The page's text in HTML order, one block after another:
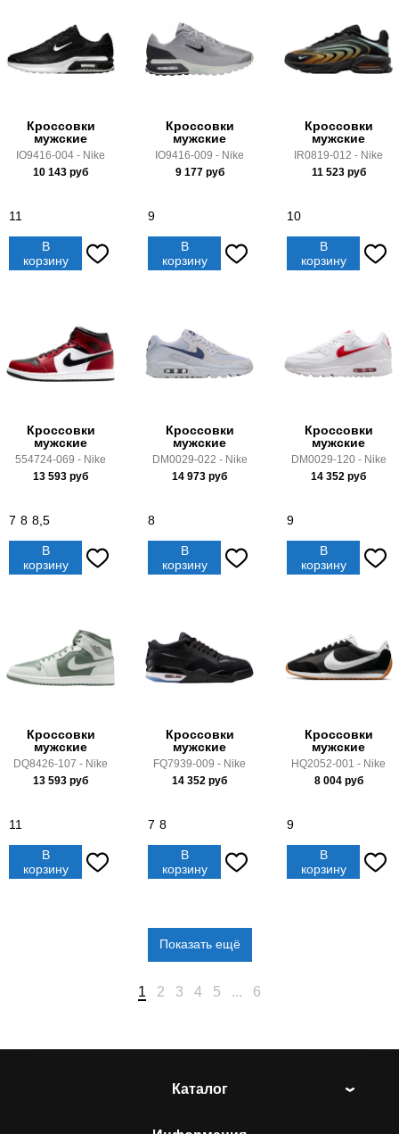
Кроссовки
мужские
IO9416-004 - Nike
10 143 руб
11
В
корзину
Кроссовки
мужские
IO9416-009 - Nike
9 177руб
9
В
корзину
Кроссовки
мужские
IR0819-012 - Nike
11 523руб
10
В
корзину
Кроссовки
мужские
554724-069 - Nike
13 593 руб
7 8 8,5
В
корзину
Кроссовки
мужские
DM0029-022 - Nike
14 973 руб
8
В
корзину
Кроссовки
мужские
DM0029-120 - Nike
14 352 руб
9
В
корзину
Кроссовки
мужские
DQ8426-107 - Nike
13 593 руб
11
В
корзину
Кроссовки
мужские
FQ7939-009 - Nike
14 352 руб
7 8
В
корзину
Кроссовки
мужские
HQ2052-001 - Nike
8 004руб
9
В
корзину
Показать ещё
1 2 3 4 5 ... 6
Каталог